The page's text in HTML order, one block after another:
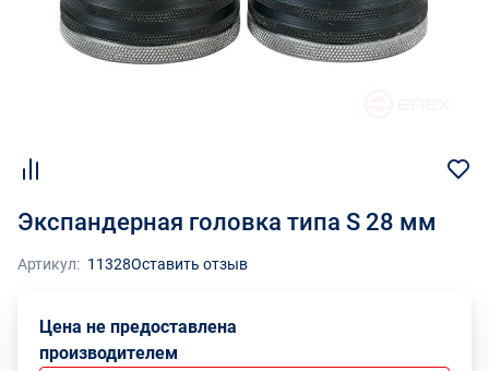
Экспандерная головка типа S 28 мм
Артикул: 11328Оставить отзыв
Цена не предоставлена
производителем